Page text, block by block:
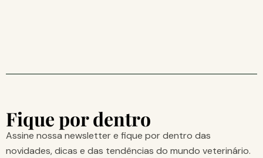
Fique por dentro
Assine nossa newsletter e fique por dentro das
novidades, dicas e das tendências do mundo veterinário.